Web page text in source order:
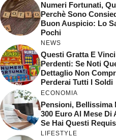
Numeri Fortunati,
Perchè Sono
Buon Auspicio: Lo
Pochi
NEWS
Questi Gratta E
Perdenti: Se Noti
Dettaglio Non
Perderai Tutti I Soldi
ECONOMIA
Pensioni, Bellissima
300 Euro Al Mese Di
Se Hai Questi
LIFESTYLE